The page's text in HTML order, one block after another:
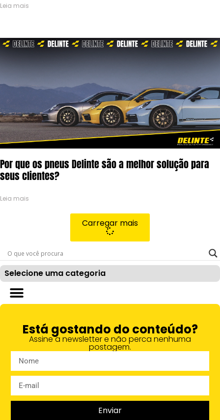
Leia mais
Por que os pneus Delinte são a melhor solução para
seus clientes?
Leia mais
Carregar mais
Selecione uma categoria
Está gostando do conteúdo?
Assine a newsletter e não perca nenhuma
postagem.
Enviar